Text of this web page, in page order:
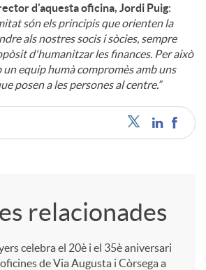
d'aquesta oficina, Jordi Puig:
són els principis que orienten la
als nostres socis i sòcies, sempre
d'humanitzar les finances. Per això
un equip humà compromès amb uns
posen a les persones al centre.”
relacionades
celebra el 20è i el 35è aniversari
de Via Augusta i Còrsega a